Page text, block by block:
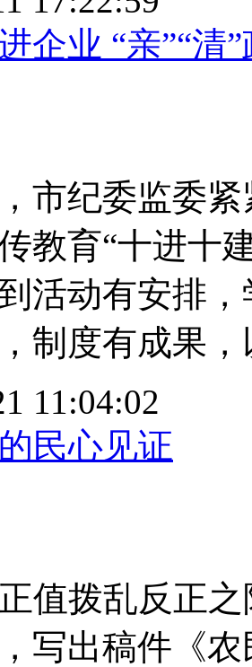
企业 “亲”“清
市纪委监委
教育“十进十
活动有安排
制度有成果，
11:04:02
民心见证
值拨乱反正
写出稿件《